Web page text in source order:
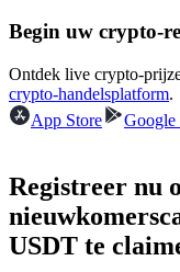
Sluit je aan bij top
Word een Copy
Begin uw crypto-
Ontdek live crypto-
crypto-handelsplatform.
App Store
Google
Registreer nu
USDT te